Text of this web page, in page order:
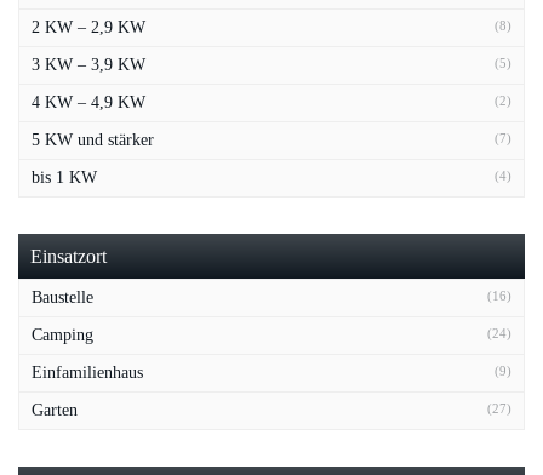
2 KW – 2,9 KW (8)
3 KW – 3,9 KW (5)
4 KW – 4,9 KW (2)
5 KW und stärker (7)
bis 1 KW (4)
Einsatzort
Baustelle (16)
Camping (24)
Einfamilienhaus (9)
Garten (27)